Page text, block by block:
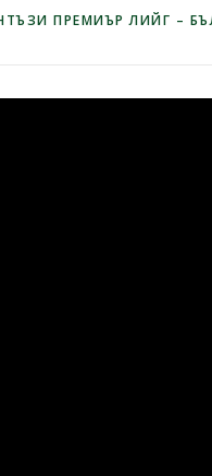
ПРЕМИЪР ЛИЙГ –